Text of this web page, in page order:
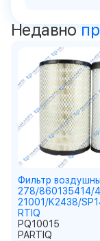
Недавно
Фильтр
278/860135414/
21001/K2438/
RTIQ
PQ10015
PARTIQ